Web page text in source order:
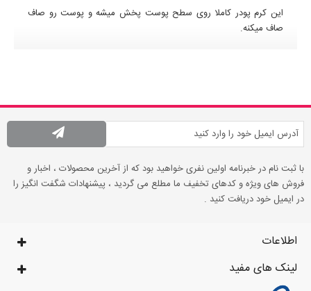
این کرم پودر کاملا روی سطح پوست پخش میشه و پوست رو صاف
صاف میکنه.
با ثبت نام در خبرنامه اولین نفری خواهید بود که از آخرین محصولات ، اخبار و
فروش های ویژه و کدهای تخفیف ما مطلع می گردید ، پیشنهادات شگفت انگیز را
در ایمیل خود دریافت کنید .
اطلاعات
لینک های مفید